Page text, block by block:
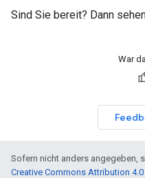
Sind Sie bereit? Dann
War
Sofern nicht anders angegeben,
Creative Commons Attribution